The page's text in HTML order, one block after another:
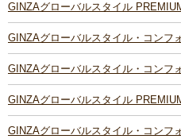
GINZAグローバルスタイル
GINZAグローバルスタイル・コンフ
GINZAグローバルスタイル・コンフ
GINZAグローバルスタイル
GINZAグローバルスタイル・コンフ